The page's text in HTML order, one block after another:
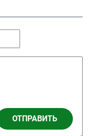
ОТПРАВИТЬ